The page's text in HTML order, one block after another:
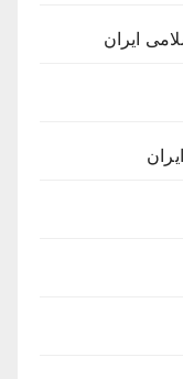
ایران